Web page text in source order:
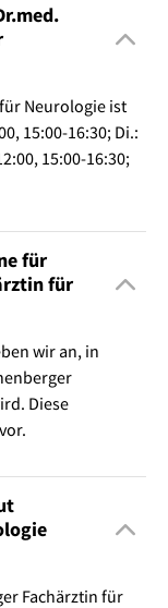
Neurologie ist
15:00-16:30; Di.:
15:00-16:30;
für
für
wir an, in
Diese
Fachärztin für